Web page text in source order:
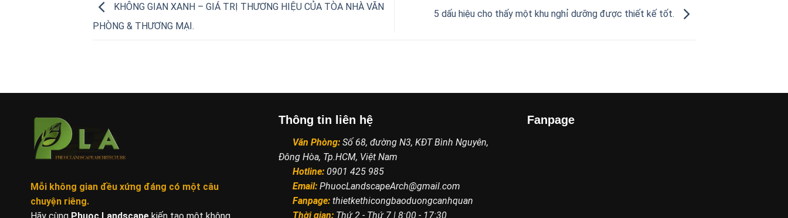
KHÔNG GIAN XANH – GIÁ TRỊ THƯƠNG HIỆU CỦA TÒA NHÀ VĂN
PHÒNG & THƯƠNG MẠI.
5 dấu hiệu cho thấy một khu nghỉ dưỡng được thiết kế tốt.
Mỗi không gian đều xứng đáng có một câu
chuyện riêng.
Hãy cùng Phuoc Landscape kiến tạo một không
Thông tin liên hệ
Văn Phòng: Số 68, đường N3, KĐT Bình Nguyên,
Đông Hòa, Tp.HCM, Việt Nam
Hotline: 0901 425 985
Email: PhuocLandscapeArch@gmail.com
Fanpage: thietkethicongbaoduongcanhquan
Thời gian: Thứ 2 - Thứ 7 | 8:00 - 17:30
Fanpage